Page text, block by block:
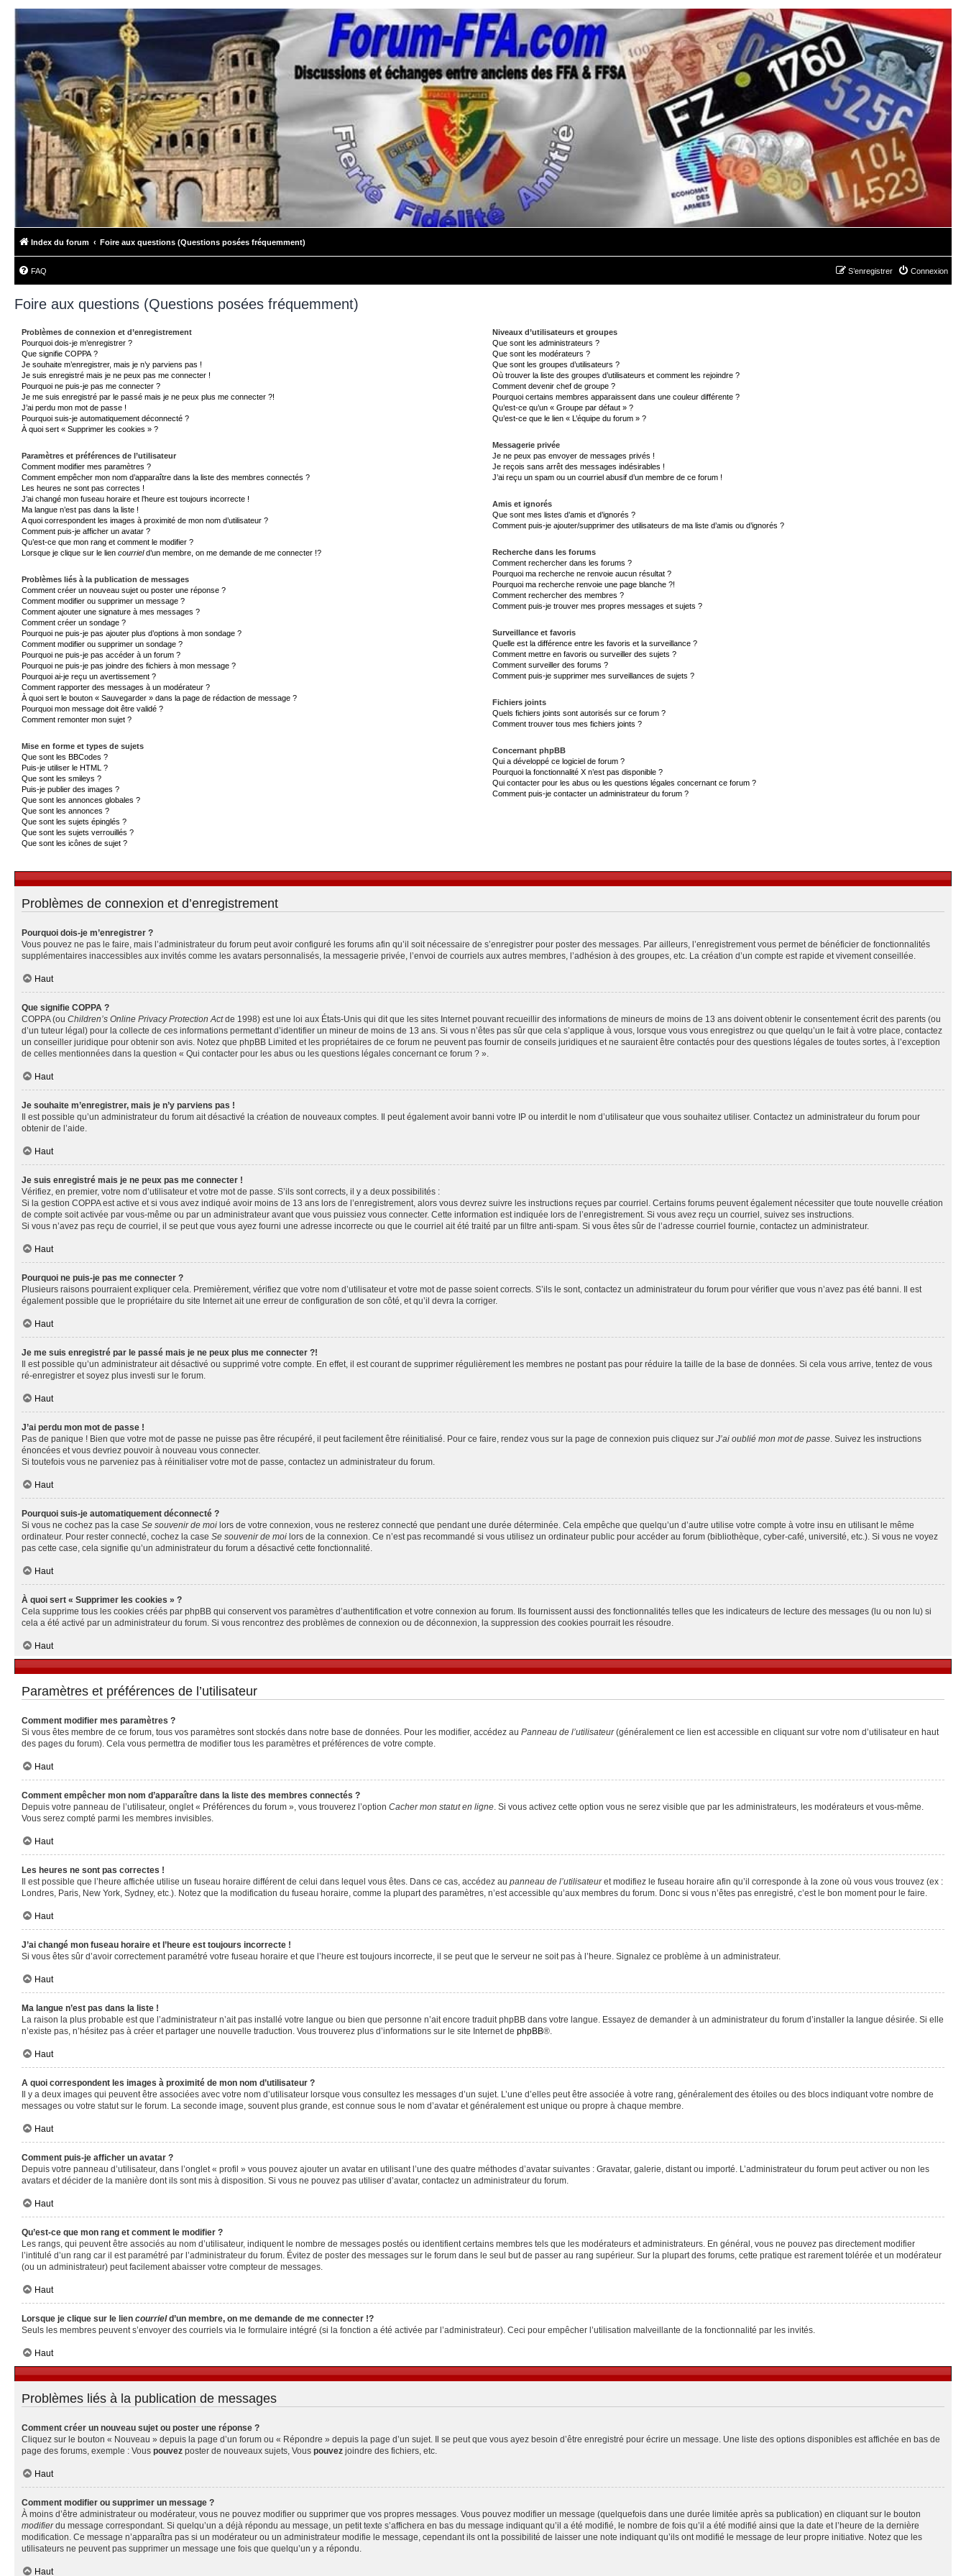
Index du forum Foire aux questions (Questions posées fréquemment)
FAQ Connexion
S’enregistrer
Foire aux questions (Questions posées fréquemment)
Problèmes de connexion et d’enregistrement
Pourquoi dois-je m’enregistrer ?
Que signifie COPPA ?
Je souhaite m’enregistrer, mais je n’y parviens pas !
Je suis enregistré mais je ne peux pas me connecter !
Pourquoi ne puis-je pas me connecter ?
Je me suis enregistré par le passé mais je ne peux plus me connecter ?!
J’ai perdu mon mot de passe !
Pourquoi suis-je automatiquement déconnecté ?
À quoi sert « Supprimer les cookies » ?
Paramètres et préférences de l’utilisateur
Comment modifier mes paramètres ?
Comment empêcher mon nom d’apparaître dans la liste des membres connectés ?
Les heures ne sont pas correctes !
J’ai changé mon fuseau horaire et l’heure est toujours incorrecte !
Ma langue n’est pas dans la liste !
A quoi correspondent les images à proximité de mon nom d’utilisateur ?
Comment puis-je afficher un avatar ?
Qu’est-ce que mon rang et comment le modifier ?
Lorsque je clique sur le lien courrield’un membre, on me demande de me connecter !?
Problèmes liés à la publication de messages
Comment créer un nouveau sujet ou poster une réponse ?
Comment modifier ou supprimer un message ?
Comment ajouter une signature à mes messages ?
Comment créer un sondage ?
Pourquoi ne puis-je pas ajouter plus d’options à mon sondage ?
Comment modifier ou supprimer un sondage ?
Pourquoi ne puis-je pas accéder à un forum ?
Pourquoi ne puis-je pas joindre des fichiers à mon message ?
Pourquoi ai-je reçu un avertissement ?
Comment rapporter des messages à un modérateur ?
À quoi sert le bouton « Sauvegarder » dans la page de rédaction de message ?
Pourquoi mon message doit être validé ?
Comment remonter mon sujet ?
Mise en forme et types de sujets
Que sont les BBCodes ?
Puis-je utiliser le HTML ?
Que sont les smileys ?
Puis-je publier des images ?
Que sont les annonces globales ?
Que sont les annonces ?
Que sont les sujets épinglés ?
Que sont les sujets verrouillés ?
Que sont les icônes de sujet ?
Niveaux d’utilisateurs et groupes
Que sont les administrateurs ?
Que sont les modérateurs ?
Que sont les groupes d’utilisateurs ?
Où trouver la liste des groupes d’utilisateurs et comment les rejoindre ?
Comment devenir chef de groupe ?
Pourquoi certains membres apparaissent dans une couleur différente ?
Qu’est-ce qu’un « Groupe par défaut » ?
Qu’est-ce que le lien « L’équipe du forum » ?
Messagerie privée
Je ne peux pas envoyer de messages privés !
Je reçois sans arrêt des messages indésirables !
J’ai reçu un spam ou un courriel abusif d’un membre de ce forum !
Amis et ignorés
Que sont mes listes d’amis et d’ignorés ?
Comment puis-je ajouter/supprimer des utilisateurs de ma liste d’amis ou d’ignorés ?
Recherche dans les forums
Comment rechercher dans les forums ?
Pourquoi ma recherche ne renvoie aucun résultat ?
Pourquoi ma recherche renvoie une page blanche ?!
Comment rechercher des membres ?
Comment puis-je trouver mes propres messages et sujets ?
Surveillance et favoris
Quelle est la différence entre les favoris et la surveillance ?
Comment mettre en favoris ou surveiller des sujets ?
Comment surveiller des forums ?
Comment puis-je supprimer mes surveillances de sujets ?
Fichiers joints
Quels fichiers joints sont autorisés sur ce forum ?
Comment trouver tous mes fichiers joints ?
Concernant phpBB
Qui a développé ce logiciel de forum ?
Pourquoi la fonctionnalité X n’est pas disponible ?
Qui contacter pour les abus ou les questions légales concernant ce forum ?
Comment puis-je contacter un administrateur du forum ?
Problèmes de connexion et d’enregistrement
Pourquoi dois-je m’enregistrer ?
Vous pouvez ne pas le faire, mais l’administrateur du forum peut avoir configuré les forums afin qu’il soit nécessaire de s’enregistrer pour poster des messages. Par ailleurs, l’enregistrement vous permet de bénéficier de fonctionnalités
supplémentaires inaccessibles aux invités comme les avatars personnalisés, la messagerie privée, l’envoi de courriels aux autres membres, l’adhésion à des groupes, etc. La création d’un compte est rapide et vivement conseillée.
Haut
Que signifie COPPA ?
COPPA (ou Children’s Online Privacy Protection Actde 1998) est une loi aux États-Unis qui dit que les sites Internet pouvant recueillir des informations de mineurs de moins de 13 ans doivent obtenir le consentement écrit des parents (ou
d’un tuteur légal) pour la collecte de ces informations permettant d’identifier un mineur de moins de 13 ans. Si vous n’êtes pas sûr que cela s’applique à vous, lorsque vous vous enregistrez ou que quelqu’un le fait à votre place, contactez
un conseiller juridique pour obtenir son avis. Notez que phpBB Limited et les propriétaires de ce forum ne peuvent pas fournir de conseils juridiques et ne sauraient être contactés pour des questions légales de toutes sortes, à l’exception
de celles mentionnées dans la question « Qui contacter pour les abus ou les questions légales concernant ce forum ? ».
Haut
Je souhaite m’enregistrer, mais je n’y parviens pas !
Il est possible qu’un administrateur du forum ait désactivé la création de nouveaux comptes. Il peut également avoir banni votre IP ou interdit le nom d’utilisateur que vous souhaitez utiliser. Contactez un administrateur du forum pour
obtenir de l’aide.
Haut
Je suis enregistré mais je ne peux pas me connecter !
Vérifiez, en premier, votre nom d’utilisateur et votre mot de passe. S’ils sont corrects, il y a deux possibilités :
Si la gestion COPPA est active et si vous avez indiqué avoir moins de 13 ans lors de l’enregistrement, alors vous devrez suivre les instructions reçues par courriel. Certains forums peuvent également nécessiter que toute nouvelle création
de compte soit activée par vous-même ou par un administrateur avant que vous puissiez vous connecter. Cette information est indiquée lors de l’enregistrement. Si vous avez reçu un courriel, suivez ses instructions.
Si vous n’avez pas reçu de courriel, il se peut que vous ayez fourni une adresse incorrecte ou que le courriel ait été traité par un filtre anti-spam. Si vous êtes sûr de l’adresse courriel fournie, contactez un administrateur.
Haut
Pourquoi ne puis-je pas me connecter ?
Plusieurs raisons pourraient expliquer cela. Premièrement, vérifiez que votre nom d’utilisateur et votre mot de passe soient corrects. S’ils le sont, contactez un administrateur du forum pour vérifier que vous n’avez pas été banni. Il est
également possible que le propriétaire du site Internet ait une erreur de configuration de son côté, et qu’il devra la corriger.
Haut
Je me suis enregistré par le passé mais je ne peux plus me connecter ?!
Il est possible qu’un administrateur ait désactivé ou supprimé votre compte. En effet, il est courant de supprimer régulièrement les membres ne postant pas pour réduire la taille de la base de données. Si cela vous arrive, tentez de vous
ré-enregistrer et soyez plus investi sur le forum.
Haut
J’ai perdu mon mot de passe !
Pas de panique ! Bien que votre mot de passe ne puisse pas être récupéré, il peut facilement être réinitialisé. Pour ce faire, rendez vous sur la page de connexion puis cliquez sur J’ai oublié mon mot de passe. Suivez les instructions
énoncées et vous devriez pouvoir à nouveau vous connecter.
Si toutefois vous ne parveniez pas à réinitialiser votre mot de passe, contactez un administrateur du forum.
Haut
Pourquoi suis-je automatiquement déconnecté ?
Si vous ne cochez pas la case Se souvenir de moi lors de votre connexion, vous ne resterez connecté que pendant une durée déterminée. Cela empêche que quelqu’un d’autre utilise votre compte à votre insu en utilisant le même
ordinateur. Pour rester connecté, cochez la case Se souvenir de moi lors de la connexion. Ce n’est pas recommandé si vous utilisez un ordinateur public pour accéder au forum (bibliothèque, cyber-café, université, etc.). Si vous ne voyez
pas cette case, cela signifie qu’un administrateur du forum a désactivé cette fonctionnalité.
Haut
À quoi sert « Supprimer les cookies » ?
Cela supprime tous les cookies créés par phpBB qui conservent vos paramètres d’authentification et votre connexion au forum. Ils fournissent aussi des fonctionnalités telles que les indicateurs de lecture des messages (lu ou non lu) si
cela a été activé par un administrateur du forum. Si vous rencontrez des problèmes de connexion ou de déconnexion, la suppression des cookies pourrait les résoudre.
Haut
Paramètres et préférences de l’utilisateur
Comment modifier mes paramètres ?
Si vous êtes membre de ce forum, tous vos paramètres sont stockés dans notre base de données. Pour les modifier, accédez au Panneau de l’utilisateur(généralement ce lien est accessible en cliquant sur votre nom d’utilisateur en haut
des pages du forum). Cela vous permettra de modifier tous les paramètres et préférences de votre compte.
Haut
Comment empêcher mon nom d’apparaître dans la liste des membres connectés ?
Depuis votre panneau de l’utilisateur, onglet « Préférences du forum », vous trouverez l’option Cacher mon statut en ligne. Si vous activez cette option vous ne serez visible que par les administrateurs, les modérateurs et vous-même.
Vous serez compté parmi les membres invisibles.
Haut
Les heures ne sont pas correctes !
Il est possible que l’heure affichée utilise un fuseau horaire différent de celui dans lequel vous êtes. Dans ce cas, accédez au panneau de l’utilisateuret modifiez le fuseau horaire afin qu’il corresponde à la zone où vous vous trouvez (ex :
Londres, Paris, New York, Sydney, etc.). Notez que la modification du fuseau horaire, comme la plupart des paramètres, n’est accessible qu’aux membres du forum. Donc si vous n’êtes pas enregistré, c’est le bon moment pour le faire.
Haut
J’ai changé mon fuseau horaire et l’heure est toujours incorrecte !
Si vous êtes sûr d’avoir correctement paramétré votre fuseau horaire et que l’heure est toujours incorrecte, il se peut que le serveur ne soit pas à l’heure. Signalez ce problème à un administrateur.
Haut
Ma langue n’est pas dans la liste !
La raison la plus probable est que l’administrateur n’ait pas installé votre langue ou bien que personne n’ait encore traduit phpBB dans votre langue. Essayez de demander à un administrateur du forum d’installer la langue désirée. Si elle
n’existe pas, n’hésitez pas à créer et partager une nouvelle traduction. Vous trouverez plus d’informations sur le site Internet de phpBB®.
Haut
A quoi correspondent les images à proximité de mon nom d’utilisateur ?
Il y a deux images qui peuvent être associées avec votre nom d’utilisateur lorsque vous consultez les messages d’un sujet. L’une d’elles peut être associée à votre rang, généralement des étoiles ou des blocs indiquant votre nombre de
messages ou votre statut sur le forum. La seconde image, souvent plus grande, est connue sous le nom d’avatar et généralement est unique ou propre à chaque membre.
Haut
Comment puis-je afficher un avatar ?
Depuis votre panneau d’utilisateur, dans l’onglet « profil » vous pouvez ajouter un avatar en utilisant l’une des quatre méthodes d’avatar suivantes : Gravatar, galerie, distant ou importé. L’administrateur du forum peut activer ou non les
avatars et décider de la manière dont ils sont mis à disposition. Si vous ne pouvez pas utiliser d’avatar, contactez un administrateur du forum.
Haut
Qu’est-ce que mon rang et comment le modifier ?
Les rangs, qui peuvent être associés au nom d’utilisateur, indiquent le nombre de messages postés ou identifient certains membres tels que les modérateurs et administrateurs. En général, vous ne pouvez pas directement modifier
l’intitulé d’un rang car il est paramétré par l’administrateur du forum. Évitez de poster des messages sur le forum dans le seul but de passer au rang supérieur. Sur la plupart des forums, cette pratique est rarement tolérée et un modérateur
(ou un administrateur) peut facilement abaisser votre compteur de messages.
Haut
Lorsque je clique sur le lien courrield’un membre, on me demande de me connecter !?
Seuls les membres peuvent s’envoyer des courriels via le formulaire intégré (si la fonction a été activée par l’administrateur). Ceci pour empêcher l’utilisation malveillante de la fonctionnalité par les invités.
Haut
Problèmes liés à la publication de messages
Comment créer un nouveau sujet ou poster une réponse ?
Cliquez sur le bouton « Nouveau » depuis la page d’un forum ou « Répondre » depuis la page d’un sujet. Il se peut que vous ayez besoin d’être enregistré pour écrire un message. Une liste des options disponibles est affichée en bas de
page des forums, exemple : Vous pouvez poster de nouveaux sujets, Vous pouvez joindre des fichiers, etc.
Haut
Comment modifier ou supprimer un message ?
À moins d’être administrateur ou modérateur, vous ne pouvez modifier ou supprimer que vos propres messages. Vous pouvez modifier un message (quelquefois dans une durée limitée après sa publication) en cliquant sur le bouton
modifierdu message correspondant. Si quelqu’un a déjà répondu au message, un petit texte s’affichera en bas du message indiquant qu’il a été modifié, le nombre de fois qu’il a été modifié ainsi que la date et l’heure de la dernière
modification. Ce message n’apparaîtra pas si un modérateur ou un administrateur modifie le message, cependant ils ont la possibilité de laisser une note indiquant qu’ils ont modifié le message de leur propre initiative. Notez que les
utilisateurs ne peuvent pas supprimer un message une fois que quelqu’un y a répondu.
Haut